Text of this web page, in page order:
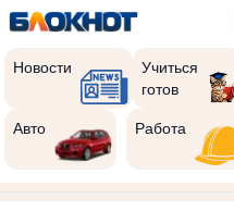
Новости
Учиться
готов
Авто Работа